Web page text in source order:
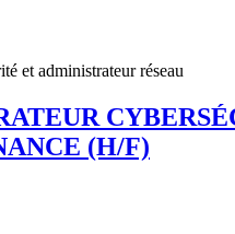
et administrateur réseau
(H/F)